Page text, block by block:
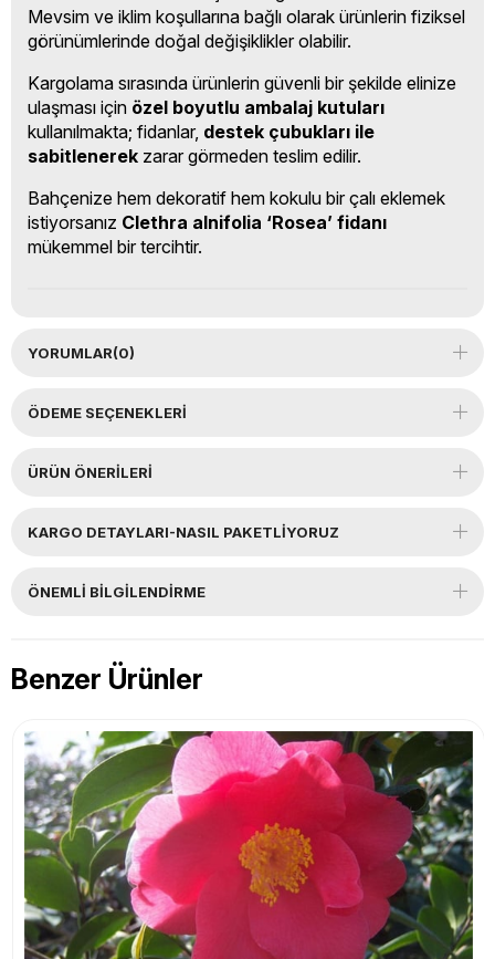
Mevsim ve iklim koşullarına bağlı olarak ürünlerin fiziksel
görünümlerinde doğal değişiklikler olabilir.
Kargolama sırasında ürünlerin güvenli bir şekilde elinize
ulaşması için özel boyutlu ambalaj kutuları
kullanılmakta; fidanlar, destek çubukları ile
sabitlenerek zarar görmeden teslim edilir.
Bahçenize hem dekoratif hem kokulu bir çalı eklemek
istiyorsanız Clethra alnifolia ‘Rosea’ fidanı
mükemmel bir tercihtir.
YORUMLAR(0)
ÖDEME SEÇENEKLERI
ÜRÜN ÖNERILERI
KARGO DETAYLARI-NASIL PAKETLİYORUZ
ÖNEMLI BILGILENDIRME
Benzer Ürünler